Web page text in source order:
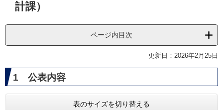
計課）
ページ内目次
更新日：2026年2月25日
1 公表内容
表のサイズを切り替える